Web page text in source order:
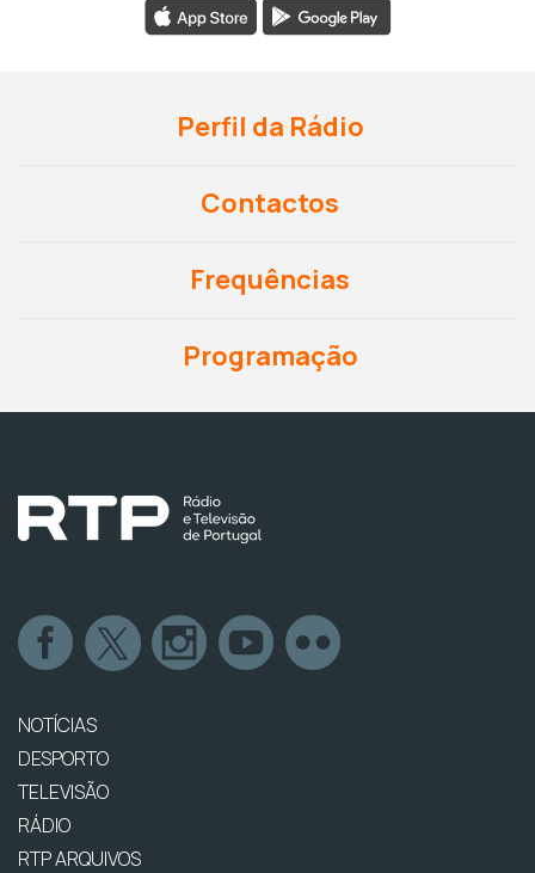
Perfil da Rádio
Contactos
Frequências
Programação
NOTÍCIAS
DESPORTO
TELEVISÃO
RÁDIO
RTP ARQUIVOS